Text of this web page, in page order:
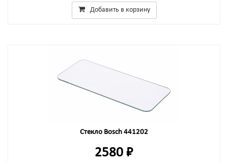
Добавить в корзину
Стекло Bosch 441202
2580 ₽